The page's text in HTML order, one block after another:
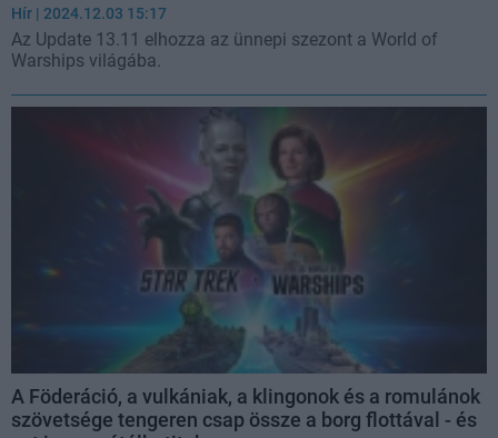
Hír | 2024.12.03 15:17
Az Update 13.11 elhozza az ünnepi szezont a World of
Warships világába.
A Föderáció, a vulkániak, a klingonok és a romulánok
szövetsége tengeren csap össze a borg flottával - és